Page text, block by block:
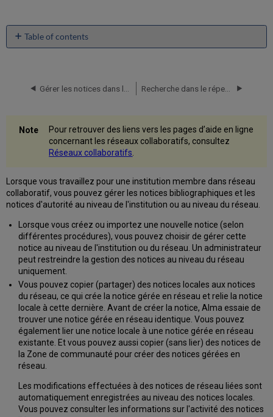
Table of contents
de
Travailler
de
gestion
des
dans
le
réseau
Travailler
avec
des
règles
de
normalisation
dans
le
réseau
l'ajout
de
champs
Pour retrouver des liens vers les pages d’aide en ligne
concernant les réseaux collaboratifs, consultez
Réseaux collaboratifs
Lorsque vous travaillez pour une institution membre dans réseau
collaboratif, vous pouvez gérer les notices bibliographiques et les
notices d'autorité au niveau de l'institution ou au niveau du réseau.
Lorsque vous créez ou importez une nouvelle notice (selon
différentes procédures), vous pouvez choisir de gérer cette
notice au niveau de l'institution ou du réseau. Un administrateur
peut restreindre la gestion des notices au niveau du réseau
uniquement.
Vous pouvez copier (partager) des notices locales aux notices
du réseau, ce qui crée la notice gérée en réseau et relie la notice
locale à cette dernière. Avant de créer la notice, Alma essaie de
trouver une notice gérée en réseau identique. Vous pouvez
également lier une notice locale à une notice gérée en réseau
existante. Et vous pouvez aussi copier (sans lier) des notices de
la Zone de communauté pour créer des notices gérées en
réseau.
Les modifications effectuées à des notices de réseau liées sont
automatiquement enregistrées au niveau des notices locales.
Vous pouvez consulter les informations sur l'activité des notices